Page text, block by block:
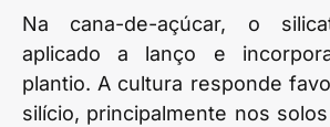
Na cana-de-açúcar, o
aplicado a lanço e
plantio. A cultura responde
silício, principalmente nos